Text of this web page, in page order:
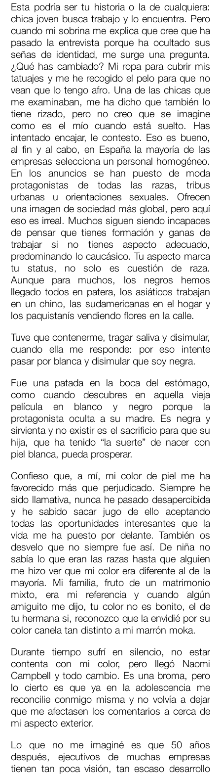
Esta podría ser tu historia o la de cualquiera:
chica joven busca trabajo y lo encuentra. Pero
cuando mi sobrina me explica que cree que ha
pasado la entrevista porque ha ocultado sus
señas de identidad, me surge una pregunta.
¿Qué has cambiado? Mi ropa para cubrir mis
tatuajes y me he recogido el pelo para que no
vean que lo tengo afro. Una de las chicas que
me examinaban, me ha dicho que también lo
tiene rizado, pero no creo que se imagine
como es el mío cuando está suelto. Has
intentado encajar, le contesto. Eso es bueno,
al fin y al cabo, en España la mayoría de las
empresas selecciona un personal homogéneo.
En los anuncios se han puesto de moda
protagonistas de todas las razas, tribus
urbanas u orientaciones sexuales. Ofrecen
una imagen de sociedad más global, pero aquí
eso es irreal. Muchos siguen siendo incapaces
de pensar que tienes formación y ganas de
trabajar si no tienes aspecto adecuado,
predominando lo caucásico. Tu aspecto marca
tu status, no solo es cuestión de raza.
Aunque para muchos, los negros hemos
llegado todos en patera, los asiáticos trabajan
en un chino, las sudamericanas en el hogar y
los paquistanís vendiendo flores en la calle.
Tuve que contenerme, tragar saliva y disimular,
cuando ella me responde: por eso intente
pasar por blanca y disimular que soy negra.
Fue una patada en la boca del estómago,
como cuando descubres en aquella vieja
película en blanco y negro porque la
protagonista oculta a su madre. Es negra y
sirvienta y no existir es el sacrificio para que su
hija, que ha tenido “la suerte” de nacer con
piel blanca, pueda prosperar.
Confieso que, a mí, mi color de piel me ha
favorecido más que perjudicado. Siempre he
sido llamativa, nunca he pasado desapercibida
y he sabido sacar jugo de ello aceptando
todas las oportunidades interesantes que la
vida me ha puesto por delante. También os
desvelo que no siempre fue así. De niña no
sabía lo que eran las razas hasta que alguien
me hizo ver que mi color era diferente al de la
mayoría. Mi familia, fruto de un matrimonio
mixto, era mi referencia y cuando algún
amiguito me dijo, tu color no es bonito, el de
tu hermana si, reconozco que la envidié por su
color canela tan distinto a mi marrón moka.
Durante tiempo sufrí en silencio, no estar
contenta con mi color, pero llegó Naomi
Campbell y todo cambio. Es una broma, pero
lo cierto es que ya en la adolescencia me
reconcilie conmigo misma y no volvía a dejar
que me afectasen los comentarios a cerca de
mi aspecto exterior.
Lo que no me imaginé es que 50 años
después, ejecutivos de muchas empresas
tienen tan poca visión, tan escaso desarrollo